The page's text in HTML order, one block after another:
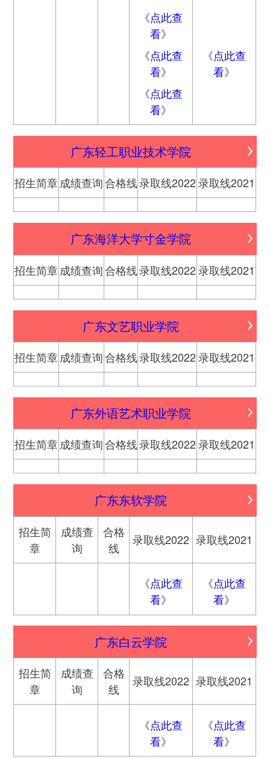
《点此查
看》
《点此查
看》
《点此查
看》
《点此查
看》
广东轻工职业技术学院
招生简章成绩查询合格线录取线2022录取线2021
广东海洋大学寸金学院
招生简章成绩查询合格线录取线2022录取线2021
广东文艺职业学院
招生简章成绩查询合格线录取线2022录取线2021
广东外语艺术职业学院
招生简章成绩查询合格线录取线2022录取线2021
广东东软学院
招生简
章
成绩查
询
合格
线
录取线2022 录取线2021
《点此查
看》
《点此查
看》
广东白云学院
招生简
章
成绩查
询
合格
线
录取线2022 录取线2021
《点此查
看》
《点此查
看》